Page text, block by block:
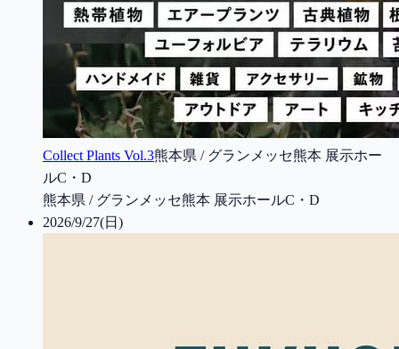
Collect Plants Vol.3熊本県 / グランメッセ熊本 展示ホー
ルC・D
熊本県 / グランメッセ熊本 展示ホールC・D
2026/9/27(日)